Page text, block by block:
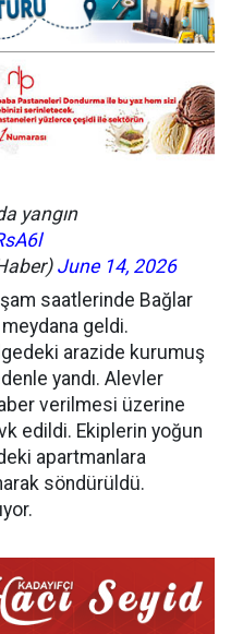
yangın
June 14, 2026
saatlerinde Bağlar
geldi.
arazide kurumuş
yandı. Alevler
verilmesi üzerine
edildi. Ekiplerin yoğun
apartmanlara
söndürüldü.